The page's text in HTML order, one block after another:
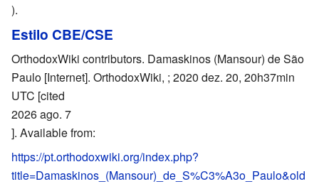
).
Estilo CBE/CSE
OrthodoxWiki contributors. Damaskinos (Mansour) de São
Paulo [Internet]. OrthodoxWiki, ; 2020 dez. 20, 20h37min
UTC [cited
2026 ago. 7
]. Available from:
https://pt.orthodoxwiki.org/index.php?
title=Damaskinos_(Mansour)_de_S%C3%A3o_Paulo&old